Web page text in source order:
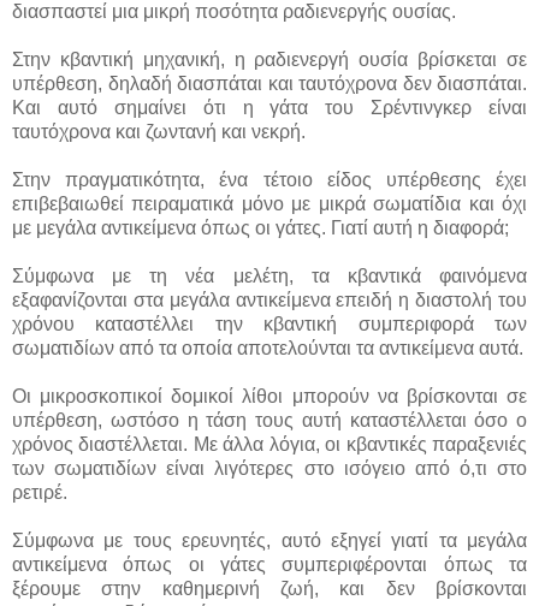
διασπαστεί μια μικρή ποσότητα ραδιενεργής ουσίας.
Στην κβαντική μηχανική, η ραδιενεργή ουσία βρίσκεται σε
υπέρθεση, δηλαδή διασπάται και ταυτόχρονα δεν διασπάται.
Και αυτό σημαίνει ότι η γάτα του Σρέντινγκερ είναι
ταυτόχρονα και ζωντανή και νεκρή.
Στην πραγματικότητα, ένα τέτοιο είδος υπέρθεσης έχει
επιβεβαιωθεί πειραματικά μόνο με μικρά σωματίδια και όχι
με μεγάλα αντικείμενα όπως οι γάτες. Γιατί αυτή η διαφορά;
Σύμφωνα με τη νέα μελέτη, τα κβαντικά φαινόμενα
εξαφανίζονται στα μεγάλα αντικείμενα επειδή η διαστολή του
χρόνου καταστέλλει την κβαντική συμπεριφορά των
σωματιδίων από τα οποία αποτελούνται τα αντικείμενα αυτά.
Οι μικροσκοπικοί δομικοί λίθοι μπορούν να βρίσκονται σε
υπέρθεση, ωστόσο η τάση τους αυτή καταστέλλεται όσο ο
χρόνος διαστέλλεται. Με άλλα λόγια, οι κβαντικές παραξενιές
των σωματιδίων είναι λιγότερες στο ισόγειο από ό,τι στο
ρετιρέ.
Σύμφωνα με τους ερευνητές, αυτό εξηγεί γιατί τα μεγάλα
αντικείμενα όπως οι γάτες συμπεριφέρονται όπως τα
ξέρουμε στην καθημερινή ζωή, και δεν βρίσκονται